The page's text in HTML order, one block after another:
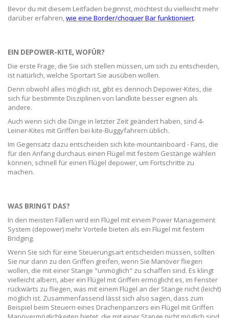
Bevor du mit diesem Leitfaden beginnst, möchtest du vielleicht mehr
darüber erfahren,wie eine Border/choquer Bar funktioniert.
EIN DEPOWER-KITE, WOFÜR?
Die erste Frage, die Sie sich stellen müssen, um sich zu entscheiden,
ist natürlich, welche Sportart Sie ausüben wollen.
Denn obwohl alles möglich ist, gibt es dennoch Depower-Kites, die
sich für bestimmte Disziplinen von landkite besser eignen als
andere.
Auch wenn sich die Dinge in letzter Zeit geändert haben, sind 4-
Leiner-Kites mit Griffen bei kite-Buggyfahrern üblich.
Im Gegensatz dazu entscheiden sich kite-mountainboard - Fans, die
für den Anfang durchaus einen Flügel mit festem Gestänge wählen
können, schnell für einen Flügel depower, um Fortschritte zu
machen.
WAS BRINGT DAS?
In den meisten Fällen wird ein Flügel mit einem Power Management
System (depower) mehr Vorteile bieten als ein Flügel mit festem
Bridging.
Wenn Sie sich für eine Steuerungsart entscheiden müssen, sollten
Sie nur dann zu den Griffen greifen, wenn Sie Manöver fliegen
wollen, die mit einer Stange "unmöglich" zu schaffen sind. Es klingt
vielleicht albern, aber ein Flügel mit Griffen ermöglicht es, im Fenster
rückwärts zu fliegen, was mit einem Flügel an der Stange nicht (leicht)
möglich ist. Zusammenfassend lässt sich also sagen, dass zum
Beispiel beim Steuern eines Drachenpanzers ein Flügel mit Griffen